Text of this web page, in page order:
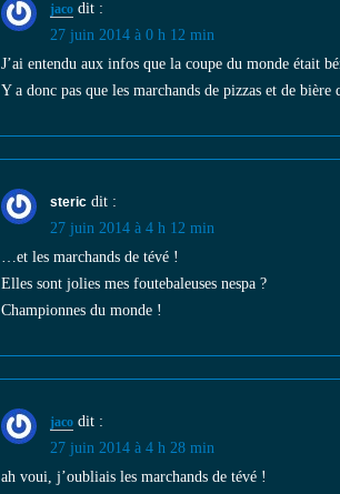
jaco dit :
27 juin 2014 à 0 h 12 min
J’ai entendu aux infos que la coupe du monde était
Y a donc pas que les marchands de pizzas et de bière
steric dit :
27 juin 2014 à 4 h 12 min
…et les marchands de tévé !
Elles sont jolies mes foutebaleuses nespa ?
Championnes du monde !
jaco dit :
27 juin 2014 à 4 h 28 min
ah voui, j’oubliais les marchands de tévé !